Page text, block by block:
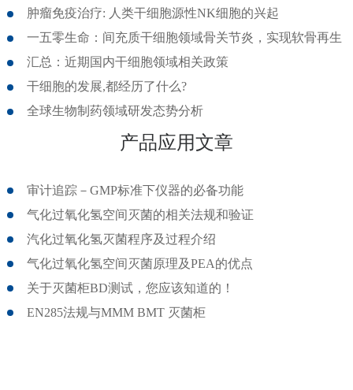
肿瘤免疫治疗: 人类干细胞源性NK细胞的兴起
一五零生命：间充质干细胞领域骨关节炎，实现软骨再生
汇总：近期国内干细胞领域相关政策
干细胞的发展,都经历了什么?
全球生物制药领域研发态势分析
产品应用文章
审计追踪－GMP标准下仪器的必备功能
气化过氧化氢空间灭菌的相关法规和验证
汽化过氧化氢灭菌程序及过程介绍
气化过氧化氢空间灭菌原理及PEA的优点
关于灭菌柜BD测试，您应该知道的！
EN285法规与MMM BMT 灭菌柜